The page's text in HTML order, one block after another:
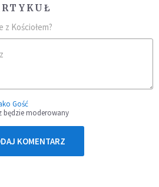
Kościołem?
Gość
będzie moderowany
KOMENTARZ